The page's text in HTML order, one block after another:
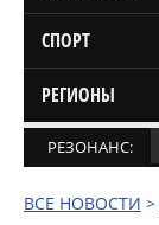
СПОРТ
РЕГИОНЫ
РЕЗОНАНС:
ВСЕ НОВОСТИ >